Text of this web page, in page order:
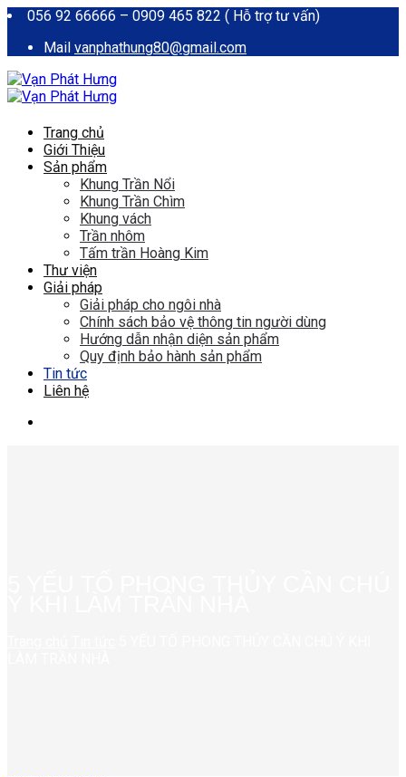
056 92 66666 – 0909 465 822 ( Hỗ trợ tư vấn)
Mail vanphathung80@gmail.com
Trang chủ
Giới Thiệu
Sản phẩm
Khung Trần Nổi
Khung Trần Chìm
Khung vách
Trần nhôm
Tấm trần Hoàng Kim
Thư viện
Giải pháp
Giải pháp cho ngôi nhà
Chính sách bảo vệ thông tin người dùng
Hướng dẫn nhận diện sản phẩm
Quy định bảo hành sản phẩm
Tin tức
Liên hệ